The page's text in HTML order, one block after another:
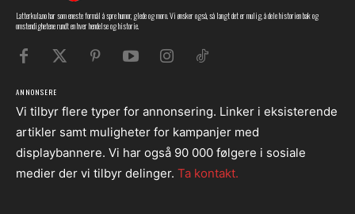
Latterkula.no har som eneste formål å spre humor, glede og moro. Vi ønsker også, så langt det er mulig, å dele historien bak og
omstendighetene rundt en hver hendelse og historie.
ANNONSERE
Vi tilbyr flere typer for annonsering. Linker i eksisterende
artikler samt muligheter for kampanjer med
displaybannere. Vi har også 90 000 følgere i sosiale
medier der vi tilbyr delinger. Ta kontakt.